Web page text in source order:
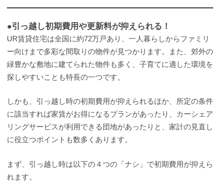
●引っ越し初期費用や更新料が抑えられる！
UR賃貸住宅は全国に約72万戸あり、一人暮らしからファミリ
ー向けまで多彩な間取りの物件が見つかります。また、郊外の
緑豊かな敷地に建てられた物件も多く、子育てに適した環境を
探しやすいことも特長の一つです。
しかも、引っ越し時の初期費用が抑えられるほか、所定の条件
に該当すれば家賃がお得になるプランがあったり、カーシェア
リングサービスが利用できる団地があったりと、家計の見直し
に役立つポイントも数多くあります。
まず、引っ越し時は以下の４つの「ナシ」で初期費用が抑えら
れます。